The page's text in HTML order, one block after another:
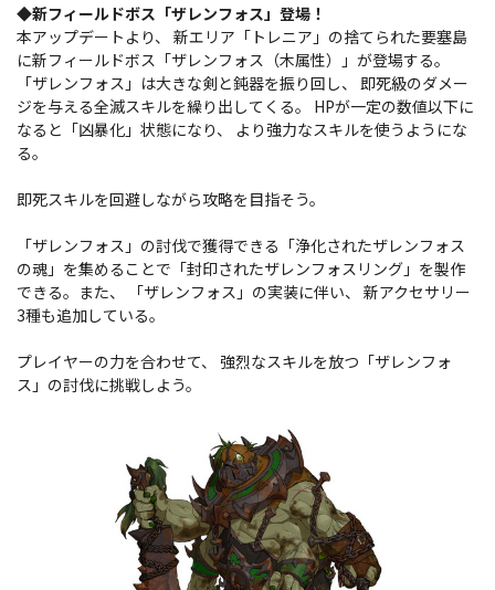
◆新フィールドボス「ザレンフォス」登場！
本アップデートより、 新エリア「トレニア」の捨てられた要塞島
に新フィールドボス「ザレンフォス（木属性）」が登場する。
「ザレンフォス」は大きな剣と鈍器を振り回し、 即死級のダメー
ジを与える全滅スキルを繰り出してくる。 HPが一定の数値以下に
なると「凶暴化」状態になり、 より強力なスキルを使うようにな
る。
即死スキルを回避しながら攻略を目指そう。
「ザレンフォス」の討伐で獲得できる「浄化されたザレンフォス
の魂」を集めることで「封印されたザレンフォスリング」を製作
できる。また、 「ザレンフォス」の実装に伴い、 新アクセサリー
3種も追加している。
プレイヤーの力を合わせて、 強烈なスキルを放つ「ザレンフォ
ス」の討伐に挑戦しよう。